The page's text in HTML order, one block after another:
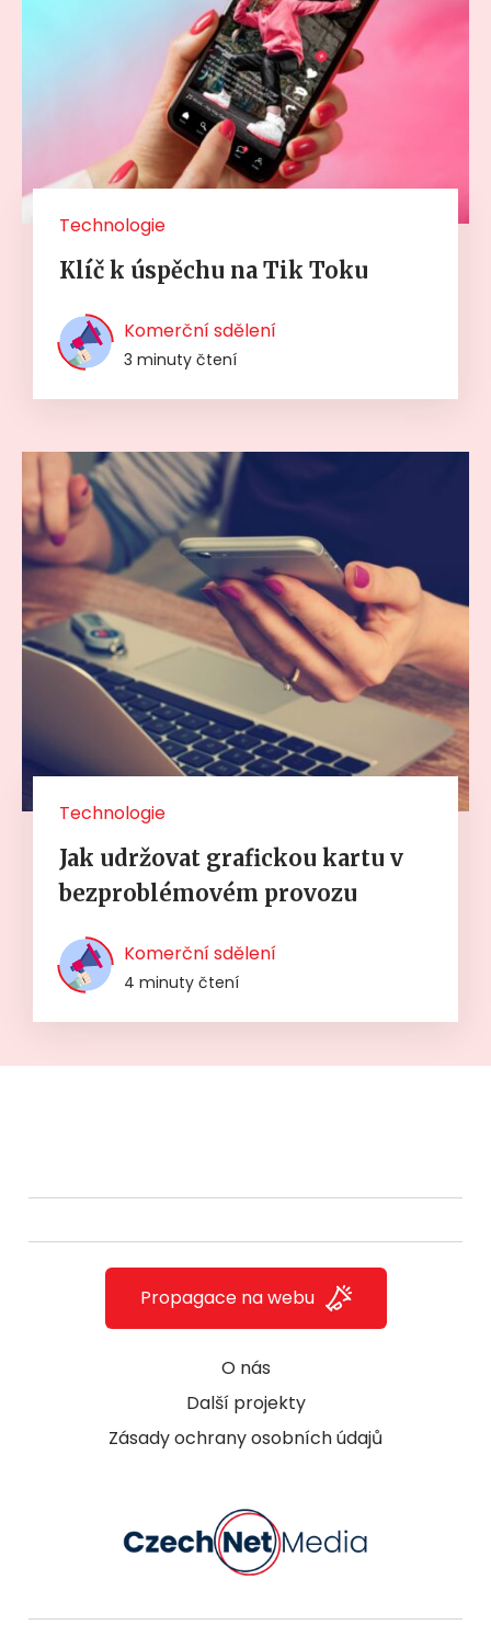
Technologie
Klíč k úspěchu na Tik Toku
Komerční sdělení
3 minuty čtení
Technologie
Jak udržovat grafickou kartu v
bezproblémovém provozu
Komerční sdělení
4 minuty čtení
O nás
Další projekty
Zásady ochrany osobních údajů
Propagace na webu